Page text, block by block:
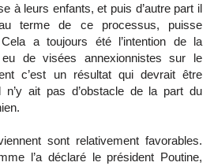
à leurs enfants, et puis d’autre part il
terme de ce processus, puisse
a toujours été l’intention de la
de visées annexionnistes sur le
c’est un résultat qui devrait être
n’y ait pas d’obstacle de la part du
sont relativement favorables.
l’a déclaré le président Poutine,